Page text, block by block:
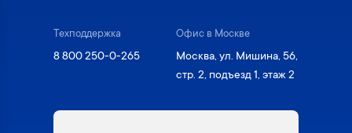
Техподдержка
8 800 250-0-265
Офис в Москве
Москва, ул. Мишина, 56,
стр. 2, подъезд 1, этаж 2